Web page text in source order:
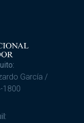
García /
1800